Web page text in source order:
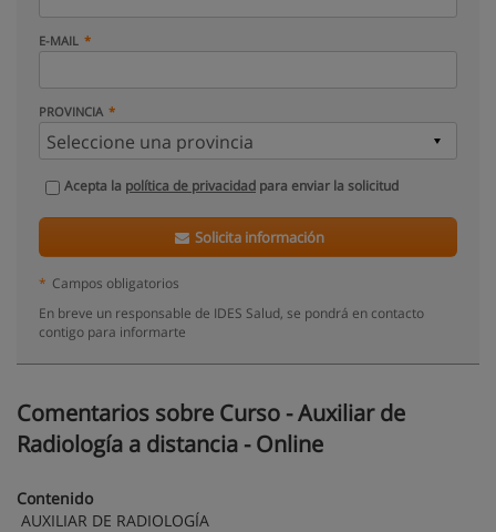
E-MAIL
PROVINCIA
Acepta la política de privacidad para enviar la solicitud
Solicita información
* Campos obligatorios
En breve un responsable de IDES Salud, se pondrá en contacto
contigo para informarte
Comentarios sobre Curso - Auxiliar de
Radiología a distancia - Online
Contenido
AUXILIAR DE RADIOLOGÍA